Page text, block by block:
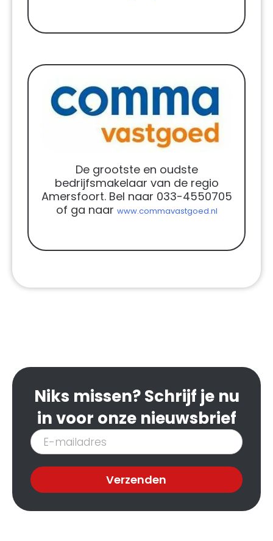
De grootste en oudste
bedrijfsmakelaar van de regio
Amersfoort. Bel naar 033-4550705
of ga naar www.commavastgoed.nl
Niks missen? Schrijf je nu
in voor onze nieuwsbrief
Inschrijven
nieuwsbrief
Verzenden